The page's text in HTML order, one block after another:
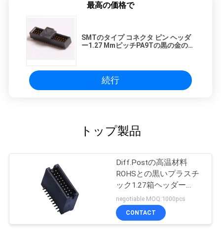
PRIVACY
POLICY
最高の価格で
SMTのタイプ コネクタ ピン ヘッダ
ー1.27 MmピッチPA9Tの黒の金のフ
続行
トップ製品
Diff.Postの高温材料
ROHSとの黒いプラスチ
ック1.27箱ヘッダー
50Pin SMT LCP
negotiable MOQ:1000pcs
CONTACT